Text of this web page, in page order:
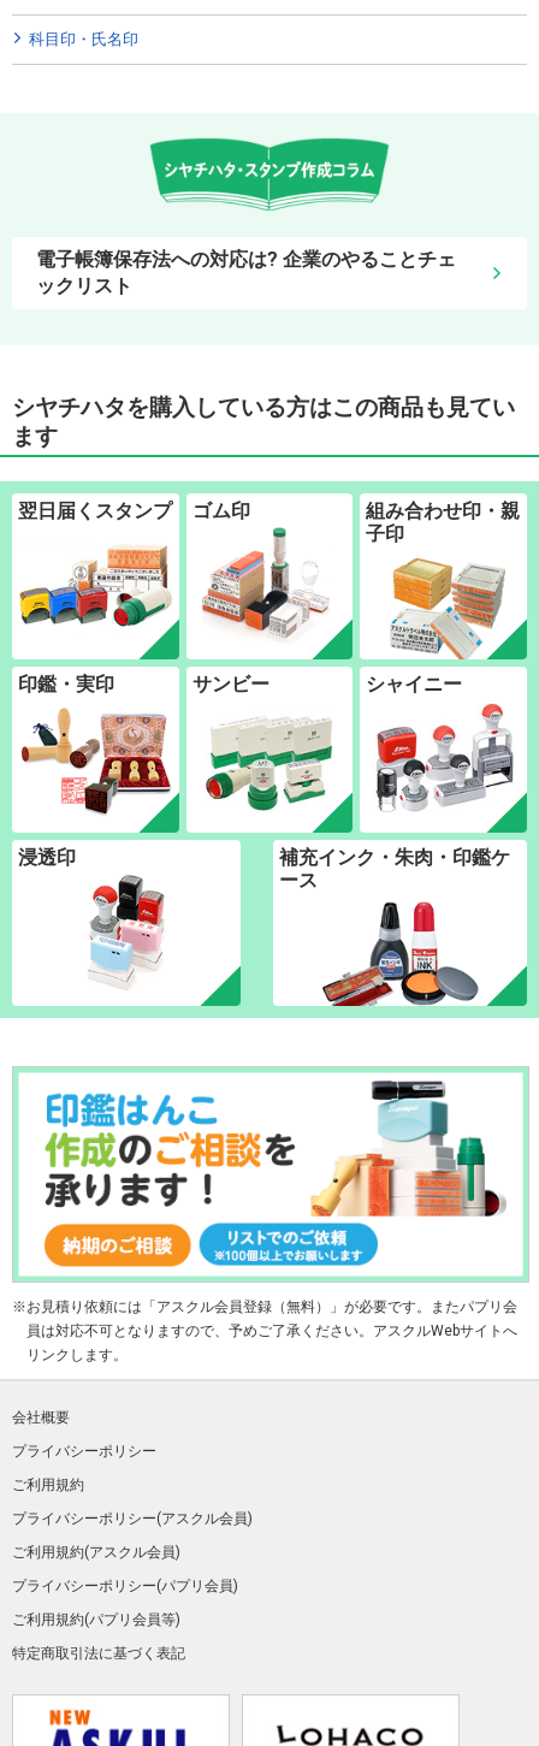
科目印・氏名印
電子帳簿保存法への対応は? 企業のやることチェ
ックリスト
シヤチハタを購入している方はこの商品も見てい
ます
翌日届くスタンプ ゴム印
組み合わせ印・親
子印
印鑑・実印 サンビー シャイニー
浸透印
補充インク・朱肉・印鑑ケ
ース
お見積り依頼には「アスクル会員登録（無料）」が必要です。またパプリ会
員は対応不可となりますので、予めご了承ください。アスクルWebサイトへ
リンクします。
会社概要
プライバシーポリシー
ご利用規約
プライバシーポリシー(アスクル会員)
ご利用規約(アスクル会員)
プライバシーポリシー(パプリ会員)
ご利用規約(パプリ会員等)
特定商取引法に基づく表記